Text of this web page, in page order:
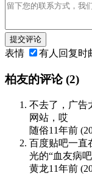
提交评论
表情 有人回复时
柏友的评论(2)
不去了，广告
网站，哎
随俗11年前
百度贴吧一直
光的“血友病
黄龙11年前